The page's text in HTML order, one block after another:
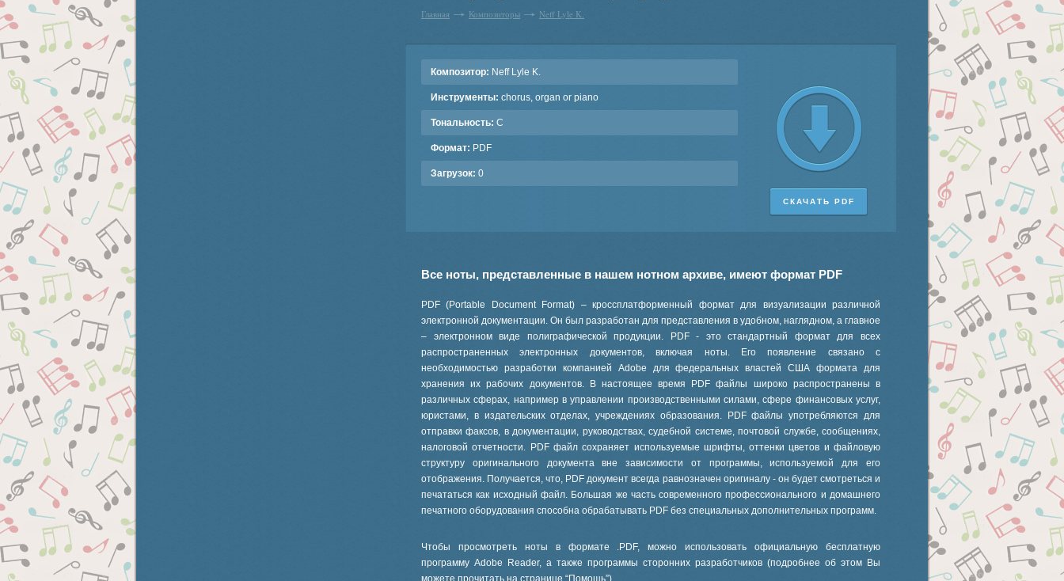
Главная Композиторы Neff Lyle K.
Композитор: Neff Lyle K.
Инструменты: chorus, organ or piano
Тональность: C
Формат: PDF
Загрузок: 0
СКАЧАТЬ PDF
Все ноты, представленные в нашем нотном архиве, имеют формат PDF
PDF (Portable Document Format) – кроссплатформенный формат для визуализации различной
электронной документации. Он был разработан для представления в удобном, наглядном, а главное
– электронном виде полиграфической продукции. PDF - это стандартный формат для всех
распространенных электронных документов, включая ноты. Его появление связано с
необходимостью разработки компанией Adobe для федеральных властей США формата для
хранения их рабочих документов. В настоящее время PDF файлы широко распространены в
различных сферах, например в управлении производственными силами, сфере финансовых услуг,
юристами, в издательских отделах, учреждениях образования. PDF файлы употребляются для
отправки факсов, в документации, руководствах, судебной системе, почтовой службе, сообщениях,
налоговой отчетности. PDF файл сохраняет используемые шрифты, оттенки цветов и файловую
структуру оригинального документа вне зависимости от программы, используемой для его
отображения. Получается, что, PDF документ всегда равнозначен оригиналу - он будет смотреться и
печататься как исходный файл. Большая же часть современного профессионального и домашнего
печатного оборудования способна обрабатывать PDF без специальных дополнительных программ.
Чтобы просмотреть ноты в формате .PDF, можно использовать официальную бесплатную
программу Adobe Reader, а также программы сторонних разработчиков (подробнее об этом Вы
можете прочитать на странице “Помощь”).